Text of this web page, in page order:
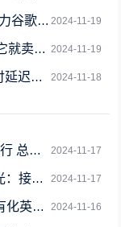
2024-11-19
处理器
2024-11-19
完了
2024-11-18
在抢”
2024-11-17
2024-11-17
价猛涨
2024-11-16
伟达